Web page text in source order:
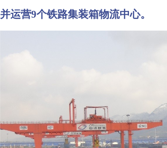
并运营9个铁路集装箱物流中心。